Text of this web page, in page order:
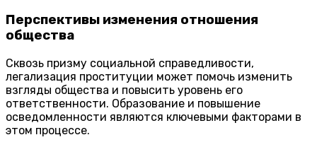
Перспективы изменения отношения
общества
Сквозь призму социальной справедливости,
легализация проституции может помочь изменить
взгляды общества и повысить уровень его
ответственности. Образование и повышение
осведомленности являются ключевыми факторами в
этом процессе.